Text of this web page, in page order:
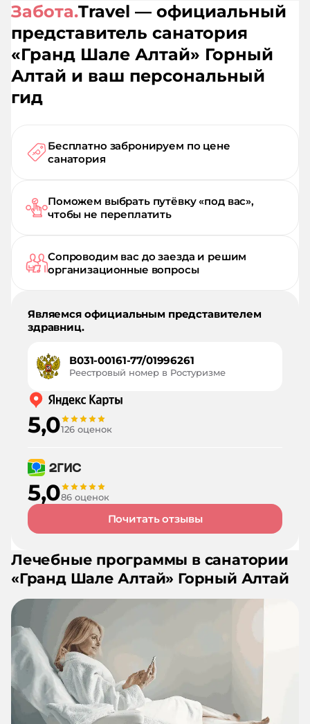
Забота.Travel — официальный
представитель санатория
«Гранд Шале Алтай» Горный
Алтай и ваш персональный
гид
Бесплатно забронируем по цене
санатория
Поможем выбрать путёвку «под вас»,
чтобы не переплатить
Сопроводим вас до заезда и решим
организационные вопросы
Являемся официальным представителем
здравниц.
В031-00161-77/01996261
Реестровый номер в Ростуризме
5,0126 оценок
5,086 оценок
Почитать отзывы
Лечебные программы в санатории
«Гранд Шале Алтай» Горный Алтай